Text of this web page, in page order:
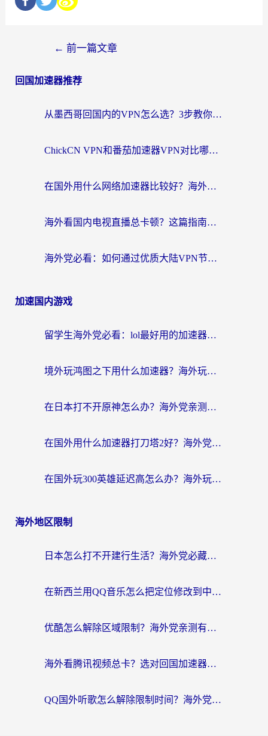
← 前一篇文章
回国加速器推荐
从墨西哥回国内的VPN怎么选？3步教你无缝刷剧、玩国服游戏
ChickCN VPN和番茄加速器VPN对比哪个回国效果更好？海外党亲测后的真实答案
在国外用什么网络加速器比较好？海外党亲测：从痛点到解决方案的全攻略
海外看国内电视直播总卡顿？这篇指南教你选对回国加速器，无缝追剧不发愁
海外党必看：如何通过优质大陆VPN节点无缝访问国内资源？
加速国内游戏
留学生海外党必看：lol最好用的加速器怎么选？附一梦江湖、神鬼传奇加速攻略
境外玩鸿图之下用什么加速器？海外玩家必看的国服游戏加速全攻略
在日本打不开原神怎么办？海外党亲测有效的国服游戏加速指南
在国外用什么加速器打刀塔2好？海外党国服游戏加速避坑指南
在国外玩300英雄延迟高怎么办？海外玩家亲测有效的加速器选择指南
海外地区限制
日本怎么打不开建行生活？海外党必藏的回国加速指南（含丹麦国外影音问题破解）
在新西兰用QQ音乐怎么把定位修改到中国国内？海外党听歌追剧的实用指南
优酷怎么解除区域限制？海外党亲测有效的回国加速器选择指南
海外看腾讯视频总卡？选对回国加速器，还能解决英国1号店定位+欧洲杯CCTV5直播问题
QQ国外听歌怎么解除限制时间？海外党亲测有效的回国加速方案